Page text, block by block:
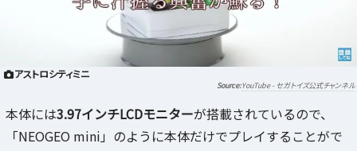
アストロシティミニ
YouTube - セガトイズ公式チャンネル
本体には3.97インチLCDモニターが搭載されているので、
「NEOGEO mini」のように本体だけでプレイすることがで